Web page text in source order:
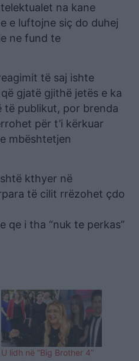
na kane
e luftojne siç do duhej
ne fund te
të saj ishte
gjatë gjithë jetës e ka
të publikut, por brenda
për t’i kërkuar
mbështetjen
kthyer në
të cilit rrëzohet çdo
qe i tha “nuk te perkas”
U lidh në “Big Brother 4”